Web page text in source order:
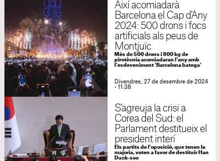
Així acomiadarà
Barcelona el Cap d'Any
2024: 500 drons i focs
artificials als peus de
Montjuïc
Més de 500 drons i 800 kg de
pirotècnia acomiadaran l'any amb
l'esdeveniment 'Barcelona batega'
Divendres, 27 de desembre de 2024
- 11:38
S'agreuja la crisi a
Corea del Sud: el
Parlament destitueix el
president interí
Els partits de l'oposició, que tenen la
majoria, voten a favor de destituir Han
Duck-soo